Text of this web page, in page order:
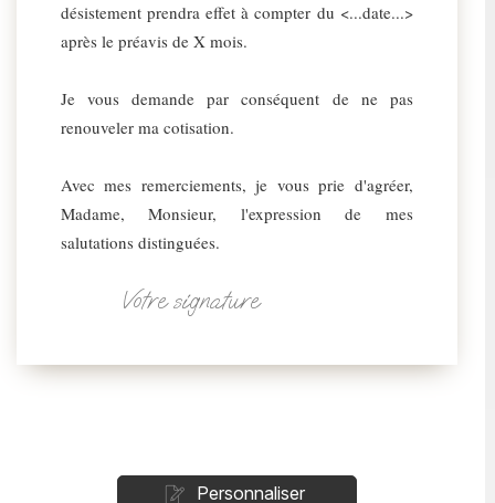
désistement prendra effet à compter du <...date...>
après le préavis de X mois.
Je vous demande par conséquent de ne pas
renouveler ma cotisation.
Avec mes remerciements, je vous prie d'agréer,
Madame, Monsieur, l'expression de mes
salutations distinguées.
Votre signature
Personnaliser